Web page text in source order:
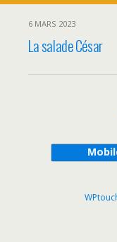
6 MARS 2023
La salade César